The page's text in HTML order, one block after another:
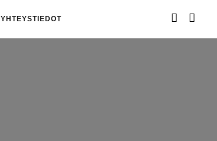
YHTEYSTIEDOT